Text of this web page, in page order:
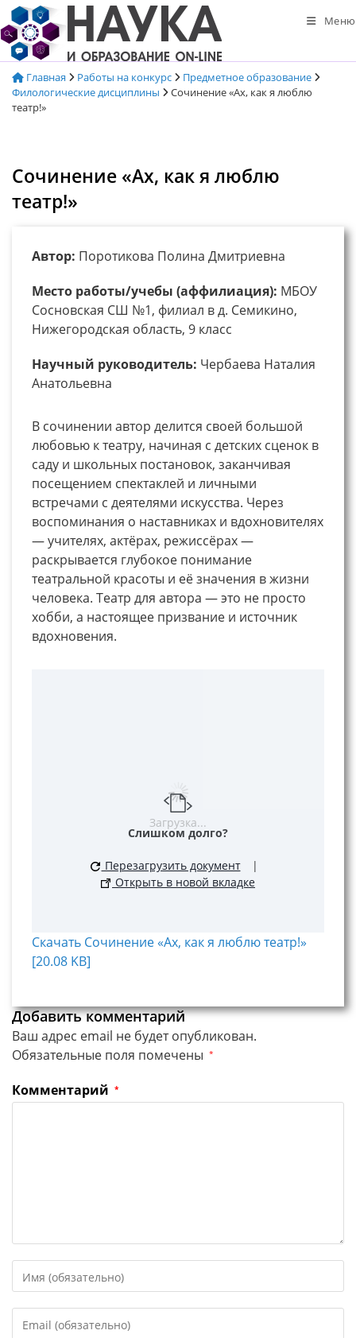
Перейти
к
содержимому
Меню
Главная Работы на конкурс
Предметное образование
Филологические дисциплины
Сочинение «Ах, как я люблю
театр!»
Сочинение «Ах, как я люблю
театр!»
Автор: Поротикова Полина Дмитриевна
Место работы/учебы (аффилиация): МБОУ
Сосновская СШ №1, филиал в д. Семикино,
Нижегородская область, 9 класс
Научный руководитель: Чербаева Наталия
Анатольевна
В сочинении автор делится своей большой
любовью к театру, начиная с детских сценок в
саду и школьных постановок, заканчивая
посещением спектаклей и личными
встречами с деятелями искусства. Через
воспоминания о наставниках и вдохновителях
— учителях, актёрах, режиссёрах —
раскрывается глубокое понимание
театральной красоты и её значения в жизни
человека. Театр для автора — это не просто
хобби, а настоящее призвание и источник
вдохновения.
Загрузка...
Слишком долго?
Перезагрузить документ
|
Открыть в новой вкладке
Скачать Сочинение «Ах, как я люблю театр!»
[20.08 KB]
Добавить комментарий
Ваш адрес email не будет опубликован.
Обязательные поля помечены *
Комментарий *
свое
или
имя
свой